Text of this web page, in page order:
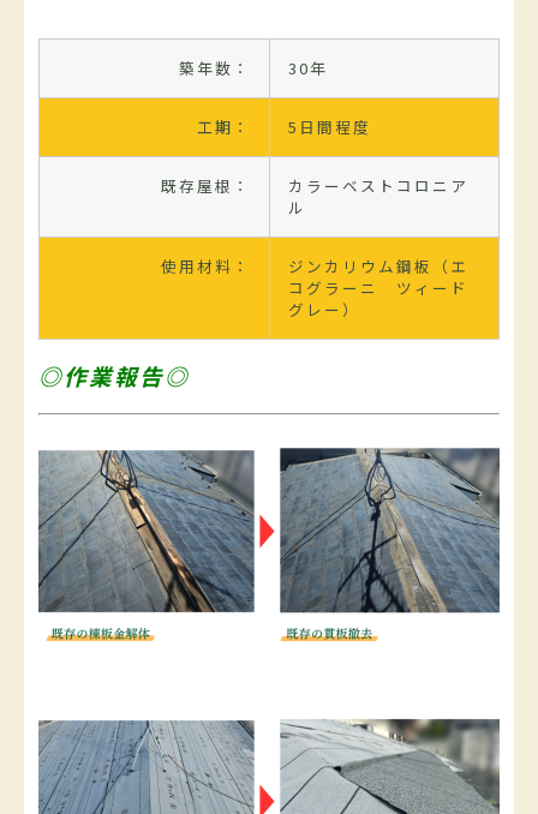
築年数： 30年
工期： 5日間程度
既存屋根：
カラーベストコロニア
ル
使用材料：
ジンカリウム鋼板（エ
コグラーニ ツィード
グレー）
◎作業報告◎